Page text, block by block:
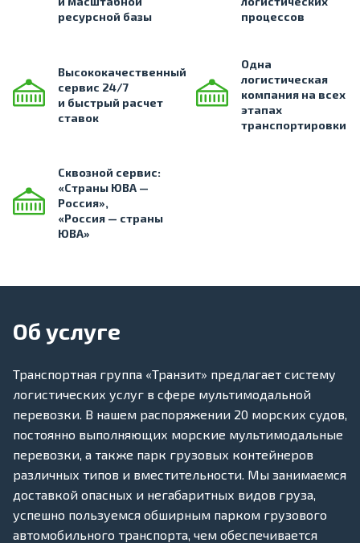
ресурсной базы
процессов
Высококачественный
сервис 24/7
и быстрый расчет
ставок
Одна
логистическая
компания на всех
этапах
транспортировки
Сквозной сервис:
«Страны ЮВА —
Россия»,
«Россия — страны
ЮВА»
Об услуге
Транспортная группа «Транзит» предлагает систему
логистических услуг в сфере мультимодальной
перевозки. В нашем распоряжении 20 морских судов,
постоянно выполняющих морские мультимодальные
перевозки, а также парк грузовых контейнеров
различных типов и вместительности. Мы занимаемся
доставкой опасных и негабаритных видов груза,
успешно пользуемся обширным парком грузового
автомобильного транспорта, чем обеспечивается